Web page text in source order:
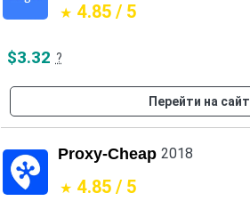
4.85 / 5
$3.32 ?
Перейти на сайт
Proxy-Cheap 2018
4.85 / 5